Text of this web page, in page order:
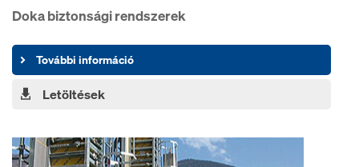
Doka biztonsági rendszerek
További információ
Letöltések